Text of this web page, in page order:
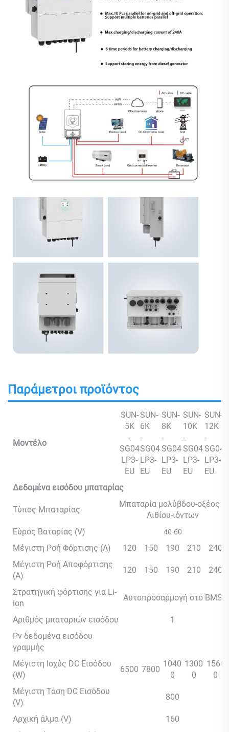
Παράμετροι προϊόντος
Μοντέλο
SUN-
5K
-
SG04
LP3-
EU
SUN-
6K
-
SG04
LP3-
EU
SUN-
8K
-
SG04
LP3-
EU
SUN-
10K
-
SG04
LP3-
EU
SUN-
12K
-
SG04
LP3-
EU
Δεδομένα εισόδου μπαταρίας
Τύπος Μπαταρίας
Μπαταρία μολύβδου-οξέος ή
Λιθίου-ιόντων
Εύρος Βαταρίας (V)
40-60
Μέγιστη Ροή Φόρτισης (A) 120 150 190 210
240
Μέγιστη Ροή Αποφόρτισης
(A)
120 150 190 210 240
Στρατηγική φόρτισης για Li-
ion
Αυτοπροσαρμογή στο BMS
Αριθμός μπαταριών εισόδου
1
Pv δεδομένα εισόδου
γραμμής
Μέγιστη Ισχύς DC Εισόδου
(W)
6500 7800
1040
0
1300
0
1560
0
Μέγιστη Τάση DC Εισόδου
(V)
800
Αρχική άλμα (V)
160